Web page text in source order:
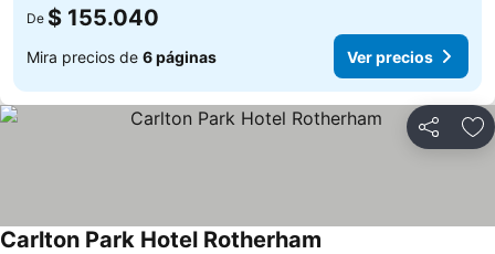
De $ 155.040
Mira precios de 6 páginas Ver precios
Compartir
Carlton Park Hotel Rotherham